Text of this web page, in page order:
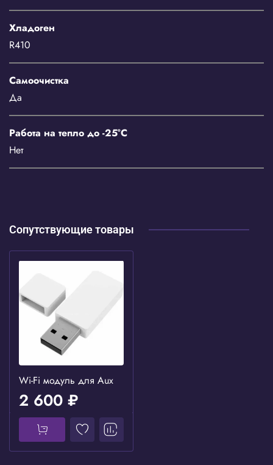
Хладоген
R410
Самоочистка
Да
Работа на тепло до -25°C
Нет
Сопутствующие товары
Wi-Fi модуль для Aux
2 600 ₽